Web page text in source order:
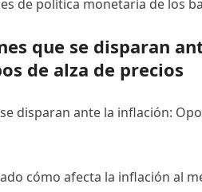
de política monetaria de los
que se disparan
de alza de precios
disparan ante la inflación:
cómo afecta la inflación al